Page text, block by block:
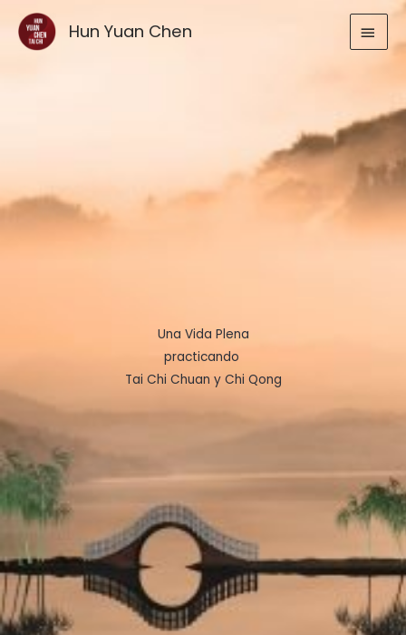
contenido
Hun Yuan Chen
Una Vida Plena
practicando
Tai Chi Chuan y Chi Qong